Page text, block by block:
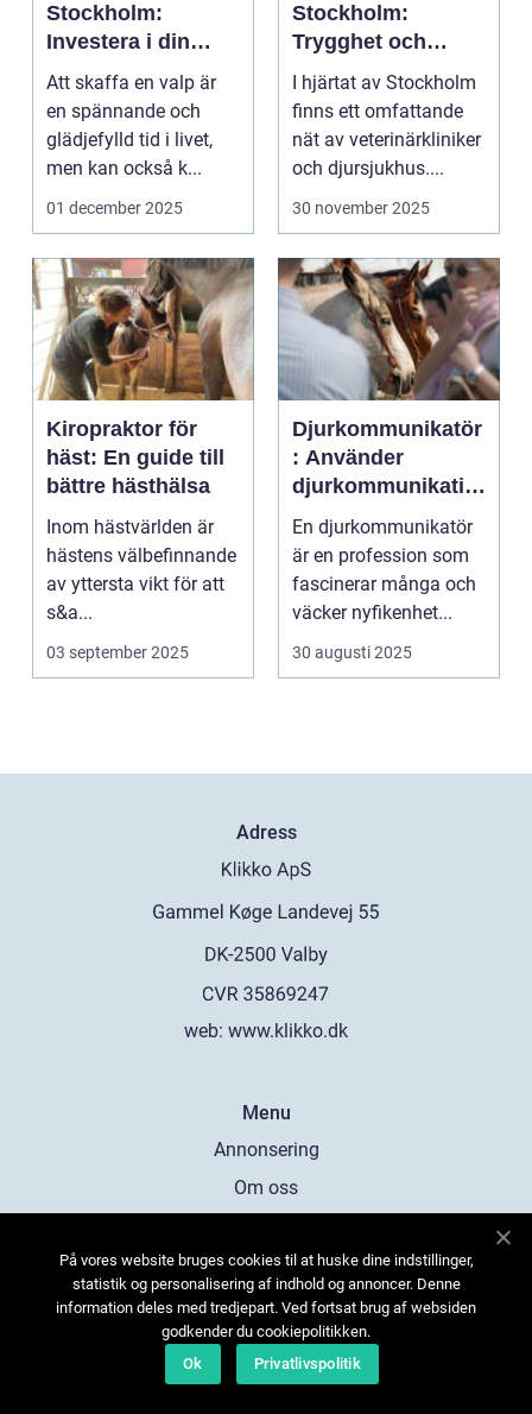
Stockholm:
Investera i din
valps framtid
Att skaffa en valp är
en spännande och
glädjefylld tid i livet,
men kan också k...
01 december 2025
Stockholm:
Trygghet och
kvalitet för din
fyrbenta vän
I hjärtat av Stockholm
finns ett omfattande
nät av veterinärkliniker
och djursjukhus....
30 november 2025
Kiropraktor för
häst: En guide till
bättre hästhälsa
Inom hästvärlden är
hästens välbefinnande
av yttersta vikt för att
s&a...
03 september 2025
Djurkommunikatör
: Använder
djurkommunikatio
n för behandling
av djur
En djurkommunikatör
är en profession som
fascinerar många och
väcker nyfikenhet...
30 augusti 2025
Adress
web: www.klikko.dk
Menu
Annonsering
Om oss
Kontakta oss
Sitemap
På vores website bruges cookies til at huske dine indstillinger,
statistik og personalisering af indhold og annoncer. Denne
information deles med tredjepart. Ved fortsat brug af websiden
godkender du cookiepolitikken.
Ok
Privatlivspolitik